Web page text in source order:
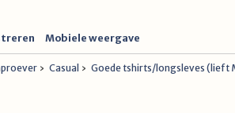
Mobiele weergave
› Casual › Goede tshirts/longsleves (lieft